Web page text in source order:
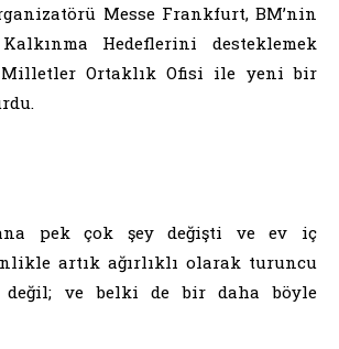
Messe Frankfurt, BM’nin
Hedeflerini desteklemek
Ortaklık Ofisi ile yeni bir
pek çok şey değişti ve ev iç
artık ağırlıklı olarak turuncu
değil; ve belki de bir daha böyle